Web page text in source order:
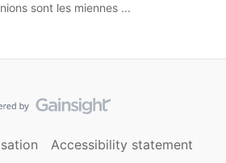
sont les miennes ...
Accessibility statement